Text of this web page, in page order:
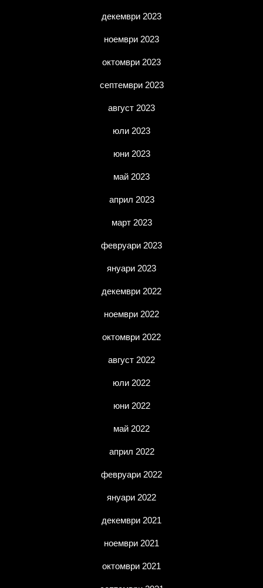
декември 2023
ноември 2023
октомври 2023
септември 2023
август 2023
юли 2023
юни 2023
май 2023
април 2023
март 2023
февруари 2023
януари 2023
декември 2022
ноември 2022
октомври 2022
август 2022
юли 2022
юни 2022
май 2022
април 2022
февруари 2022
януари 2022
декември 2021
ноември 2021
октомври 2021